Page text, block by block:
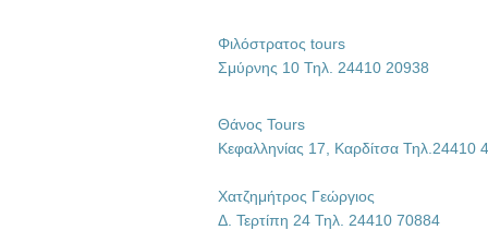
Φιλόστρατος tours
Σμύρνης 10 Τηλ. 24410 20938
Θάνος Tours
Κεφαλληνίας 17, Καρδίτσα Τηλ. 24410
Χατζημήτρος Γεώργιος
Δ. Τερτίπη 24 Τηλ. 24410 70884